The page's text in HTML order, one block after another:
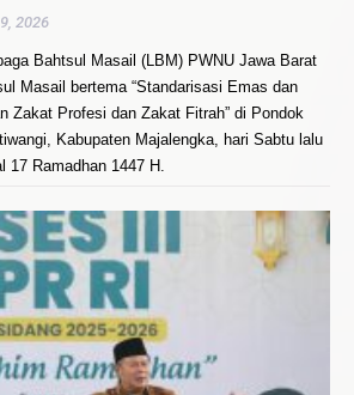
2026
Bahtsul Masail (LBM) PWNU Jawa Barat
Masail bertema “Standarisasi Emas dan
Zakat Profesi dan Zakat Fitrah” di Pondok
Kabupaten Majalengka, hari Sabtu lalu
17 Ramadhan 1447 H.